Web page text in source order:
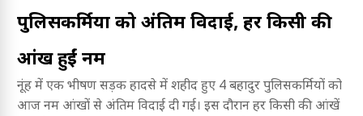
पुलिसकर्मियों को अंतिम विदाई, हर किसी की
आंखें हुईं नम
नूंह में एक भीषण सड़क हादसे में शहीद हुए 4 बहादुर पुलिसकर्मियों को
आज नम आंखों से अंतिम विदाई दी गई। इस दौरान हर किसी की आंखें